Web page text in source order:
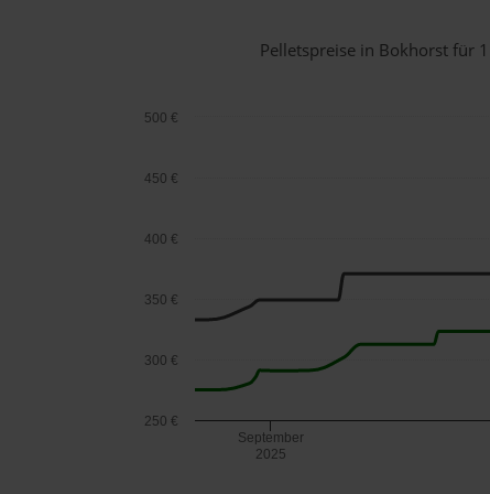
Pelletspreise in Bokhorst für
September
2025
250 €
300 €
350 €
400 €
450 €
500 €